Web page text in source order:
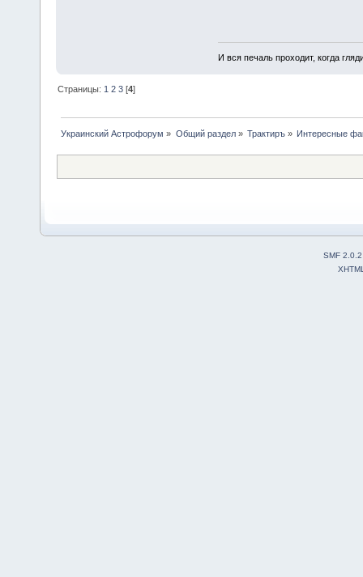
И вся печаль проходит, когда
Страницы: 1 2 3 [4]
Украинский Астрофорум » Общий раздел» Трактиръ» Интересные
SMF 2.0.2